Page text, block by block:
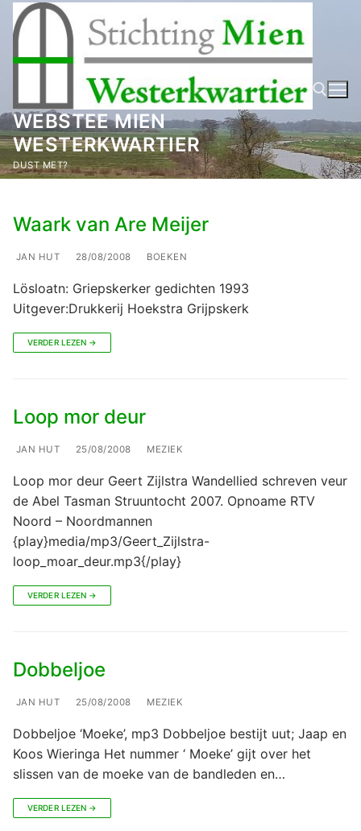
naar
inhoud
WEBSTEE MIEN
WESTERKWARTIER
DUST MET? Zoeken naar:
Waark van Are Meijer
JAN HUT 28/08/2008 BOEKEN
Lösloatn: Griepskerker gedichten 1993
Uitgever:Drukkerij Hoekstra Grijpskerk
VERDER LEZEN →
Loop mor deur
JAN HUT 25/08/2008 MEZIEK
Loop mor deur Geert Zijlstra Wandellied schreven veur
de Abel Tasman Struuntocht 2007. Opnoame RTV
Noord – Noordmannen
{play}media/mp3/Geert_Zijlstra-
loop_moar_deur.mp3{/play}
VERDER LEZEN →
Dobbeljoe
JAN HUT 25/08/2008 MEZIEK
Dobbeljoe ‘Moeke’, mp3 Dobbeljoe bestijt uut; Jaap en
Koos Wieringa Het nummer ‘ Moeke’ gijt over het
slissen van de moeke van de bandleden en…
VERDER LEZEN →